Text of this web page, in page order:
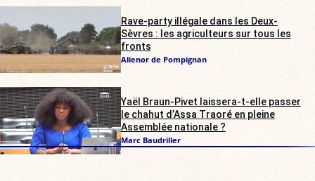
Rave-party illégale dans les Deux-
Sèvres : les agriculteurs sur tous les
fronts
Alienor de Pompignan
Yaël Braun-Pivet laissera-t-elle passer
le chahut d’Assa Traoré en pleine
Assemblée nationale ?
Marc Baudriller